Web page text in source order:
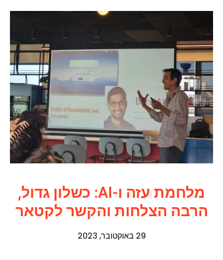
מלחמת עזה ו-AI: כשלון גדול,
הרבה הצלחות והקשר לקטאר
29 באוקטובר, 2023